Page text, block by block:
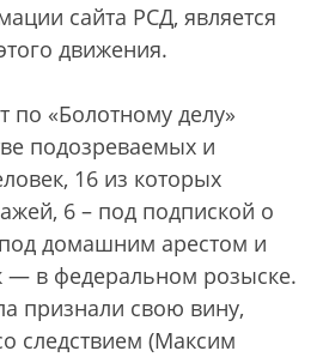
сайта РСД, является
движения.
«Болотному делу»
подозреваемых и
16 из которых
6 – под подпиской о
домашним арестом и
— в федеральном розыске.
признали свою вину,
следствием (Максим